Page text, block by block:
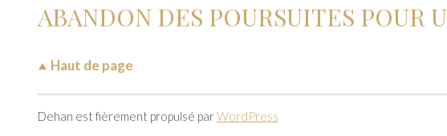
ABANDON DES POURSUITES POUR
Haut de page
Dehan est fièrement propulsé parWordPress